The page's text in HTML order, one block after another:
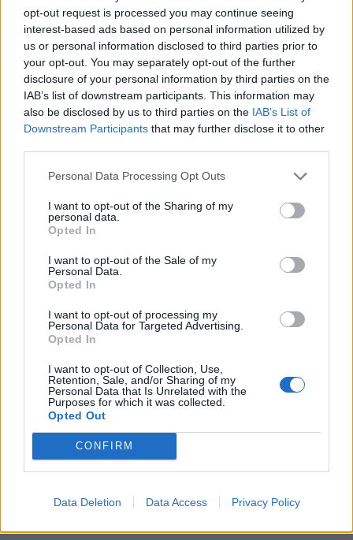
opt-out request is processed you may continue seeing
interest-based ads based on personal information utilized by
us or personal information disclosed to third parties prior to
your opt-out. You may separately opt-out of the further
disclosure of your personal information by third parties on the
IAB’s list of downstream participants. This information may
also be disclosed by us to third parties on the IAB’s List of
Downstream Participants that may further disclose it to other
Personal Data Processing Opt Outs
I want to opt-out of the Sharing of my
personal data.
Opted In
I want to opt-out of the Sale of my
Personal Data.
Opted In
I want to opt-out of processing my
Personal Data for Targeted Advertising.
Opted In
I want to opt-out of Collection, Use,
Retention, Sale, and/or Sharing of my
Personal Data that Is Unrelated with the
Purposes for which it was collected.
Opted Out
CONFIRM
Data Deletion Data Access Privacy Policy
Επιχειρήσεων, σε συνεργασία με όλους τους
συναρμόδιους φορείς.
Έχουν ήδη εκδοθεί σχετικές ανακοινώσεις, από
τα αρμόδια Υπουργεία, Εσωτερικών, Παιδείας,
Εργασίας, Δικαιοσύνης και Ανάπτυξης, καθώς και
Φεβρουαρίου:
τα σχολεία θα λειτουργήσουν με τηλεκπαίδευση
τα δικαστήρια δεν θα λειτουργήσουν,
ομοίως και τα εμπορικά καταστήματα θα
παραμείνουν κλειστά και
θα εφαρμοστεί η τηλεργασία στο δημόσιο τομέα
Επίσης, ισχυρή σύσταση για εφαρμογή
τηλεργασίας, έχει απευθύνει το Υπουργείο
Εργασίας και Κοινωνικών Υποθέσεων, σε όλες τις
ιδιωτικές επιχειρήσεις όπου αυτό είναι εφικτό.
Τονίζουμε και πάλι, την ανάγκη: